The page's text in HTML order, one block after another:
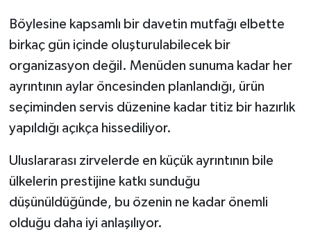
Böylesine kapsamlı bir davetin mutfağı elbette
birkaç gün içinde oluşturulabilecek bir
organizasyon değil. Menüden sunuma kadar her
ayrıntının aylar öncesinden planlandığı, ürün
seçiminden servis düzenine kadar titiz bir hazırlık
yapıldığı açıkça hissediliyor.
Uluslararası zirvelerde en küçük ayrıntının bile
ülkelerin prestijine katkı sunduğu
düşünüldüğünde, bu özenin ne kadar önemli
olduğu daha iyi anlaşılıyor.